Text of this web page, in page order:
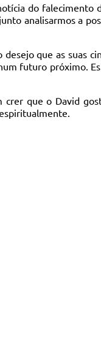
do falecimento
analisarmos a
que as suas
futuro próximo.
crer que o David